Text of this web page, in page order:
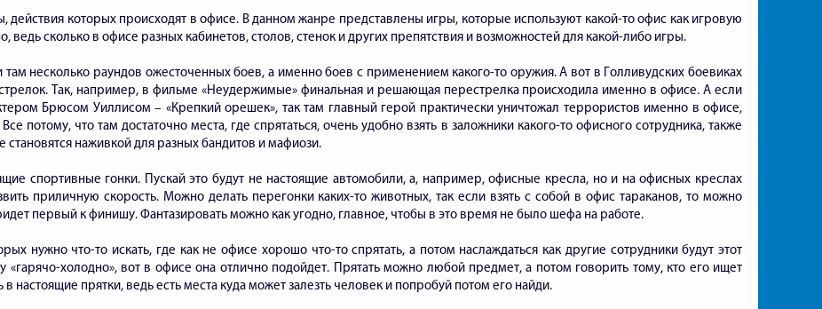
действия которых происходят в офисе. В данном жанре представлены игры, которые используют какой-то офис как игровую
ведь сколько в офисе разных кабинетов, столов, стенок и других препятствия и возможностей для какой-либо игры.
несколько раундов ожесточенных боев, а именно боев с применением какого-то оружия. А вот в Голливудских боевиках
Так, например, в фильме «Неудержимые» финальная и решающая перестрелка происходила именно в офисе. А если
Брюсом Уиллисом – «Крепкий орешек», так там главный герой практически уничтожал террористов именно в офисе,
потому, что там достаточно места, где спрятаться, очень удобно взять в заложники какого-то офисного сотрудника, также
наживкой для разных бандитов и мафиози.
спортивные гонки. Пускай это будут не настоящие автомобили, а, например, офисные кресла, но и на офисных креслах
приличную скорость. Можно делать перегонки каких-то животных, так если взять с собой в офис тараканов, то можно
первый к финишу. Фантазировать можно как угодно, главное, чтобы в это время не было шефа на работе.
нужно что-то искать, где как не офисе хорошо что-то спрятать, а потом наслаждаться как другие сотрудники будут этот
«гарячо-холодно», вот в офисе она отлично подойдет. Прятать можно любой предмет, а потом говорить тому, кто его ищет
настоящие прятки, ведь есть места куда может залезть человек и попробуй потом его найди.